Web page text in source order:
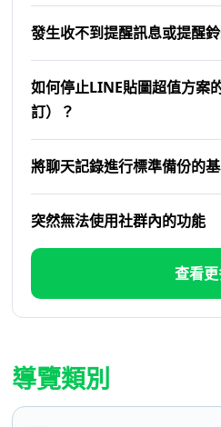
發生收不到提醒訊息或提醒
如何停止LINE貼圖超值方案
訂）？
將聊天記錄進行標準備份的
突然無法使用社群內的功能
查看
導覽類別